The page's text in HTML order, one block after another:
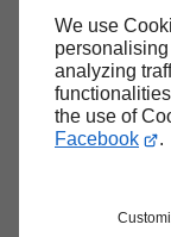
We use
analyzing
the use of
Facebook
.